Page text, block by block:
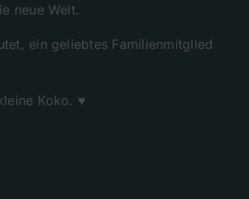
neue Welt.
ein geliebtes Familienmitglied
Koko. ♥